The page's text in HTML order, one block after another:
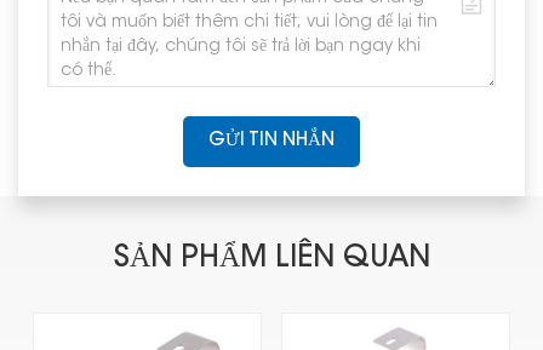
GỬI TIN NHẮN
SẢN PHẨM LIÊN QUAN